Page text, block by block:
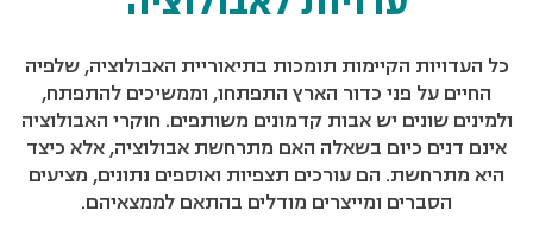
כל העדויות הקיימות תומכות בתיאוריית האבולוציה, שלפיה
החיים על פני כדור הארץ התפתחו, וממשיכים להתפתח,
ולמינים שונים יש אבות קדמונים משותפים. חוקרי האבולוציה
אינם דנים כיום בשאלה האם מתרחשת אבולוציה, אלא כיצד
היא מתרחשת. הם עורכים תצפיות ואוספים נתונים, מציעים
הסברים ומייצרים מודלים בהתאם לממצאיהם.